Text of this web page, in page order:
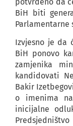
BiH biti
Parlamentarne
Izvjesno je da
BiH ponovo
zamjenika
kandidovati
Bakir
o imenima
inicijalne